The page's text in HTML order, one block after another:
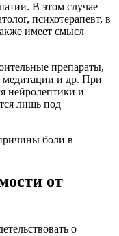
В этом случае
психотерапевт, в
имеет смысл
препараты,
медитации и др. При
нейролептики и
лишь под
боли в
от
о